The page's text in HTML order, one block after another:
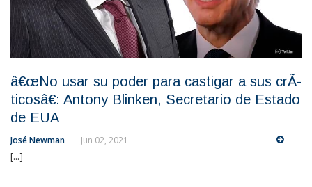
â€œNo usar su poder para castigar a sus crÃ­
ticosâ€: Antony Blinken, Secretario de Estado
de EUA
José Newman Jun 02, 2021
[...]